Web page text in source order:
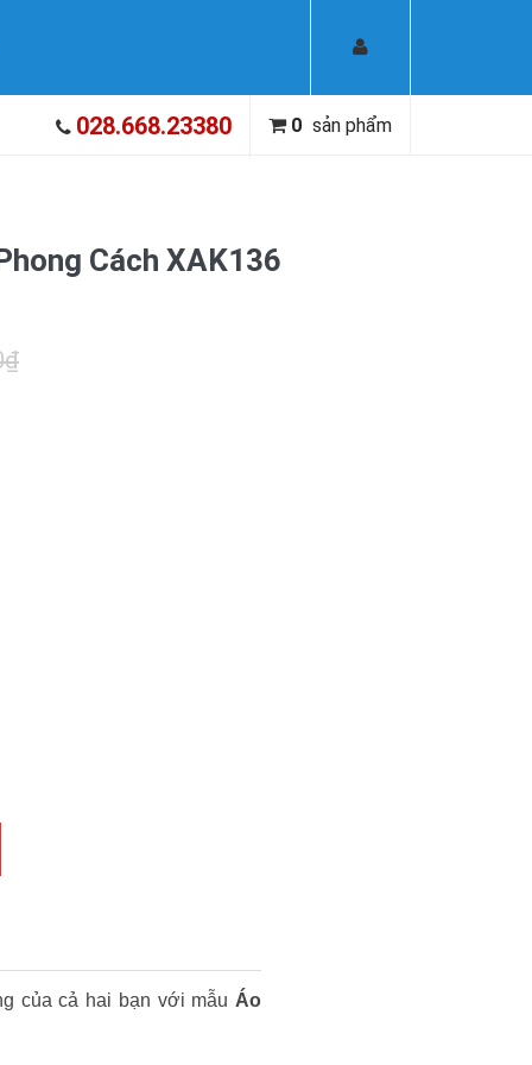
0 sản phẩm
028.668.23380
Cách XAK136
của cả hai bạn với mẫu Áo